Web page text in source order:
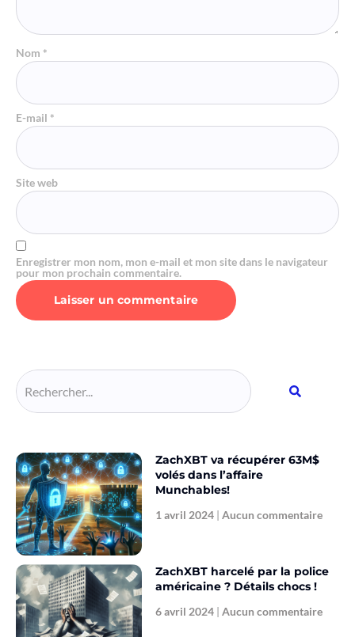
Nom *
E-mail *
Site web
Enregistrer mon nom, mon e-mail et mon site dans le navigateur
pour mon prochain commentaire.
ZachXBT va récupérer 63M$
volés dans l’affaire
Munchables!
1 avril 2024 Aucun commentaire
ZachXBT harcelé par la police
américaine ? Détails chocs !
6 avril 2024 Aucun commentaire